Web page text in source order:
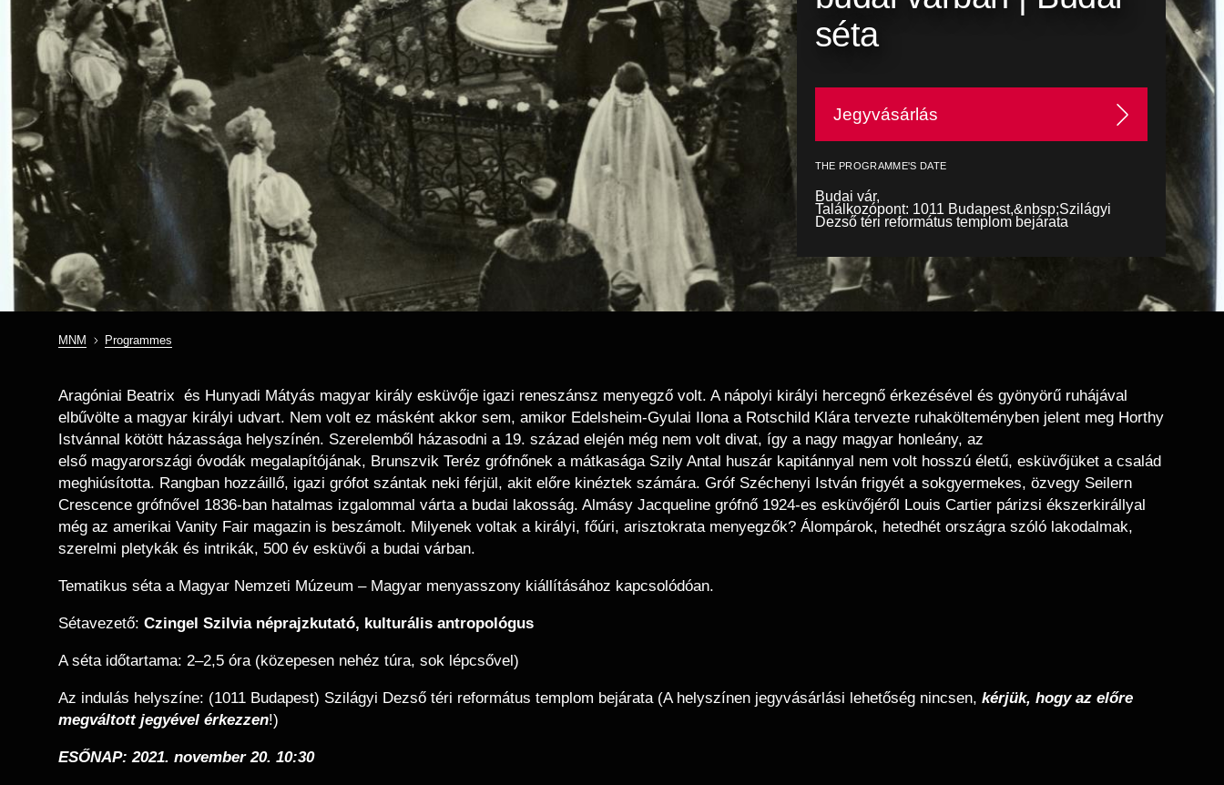
séta
Jegyvásárlás
THE PROGRAMME'S DATE
Budai vár,
Találkozópont: 1011 Budapest,&nbsp;Szilágyi
Dezső téri református templom bejárata
Breadcrumb
MNM Programmes
Aragóniai Beatrix és Hunyadi Mátyás magyar király esküvője igazi reneszánsz menyegző volt. A nápolyi királyi hercegnő érkezésével és gyönyörű ruhájával
elbűvölte a magyar királyi udvart. Nem volt ez másként akkor sem, amikor Edelsheim-Gyulai Ilona a Rotschild Klára tervezte ruhakölteményben jelent meg Horthy
Istvánnal kötött házassága helyszínén. Szerelemből házasodni a 19. század elején még nem volt divat, így a nagy magyar honleány, az
első magyarországi óvodák megalapítójának, Brunszvik Teréz grófnőnek a mátkasága Szily Antal huszár kapitánnyal nem volt hosszú életű, esküvőjüket a család
meghiúsította. Rangban hozzáillő, igazi grófot szántak neki férjül, akit előre kinéztek számára. Gróf Széchenyi István frigyét a sokgyermekes, özvegy Seilern
Crescence grófnővel 1836-ban hatalmas izgalommal várta a budai lakosság. Almásy Jacqueline grófnő 1924-es esküvőjéről Louis Cartier párizsi ékszerkirállyal
még az amerikai Vanity Fair magazin is beszámolt. Milyenek voltak a királyi, főúri, arisztokrata menyegzők? Álompárok, hetedhét országra szóló lakodalmak,
szerelmi pletykák és intrikák, 500 év esküvői a budai várban.
Tematikus séta a Magyar Nemzeti Múzeum – Magyar menyasszony kiállításához kapcsolódóan.
Sétavezető: Czingel Szilvia néprajzkutató, kulturális antropológus
A séta időtartama: 2–2,5 óra (közepesen nehéz túra, sok lépcsővel)
Az indulás helyszíne: (1011 Budapest) Szilágyi Dezső téri református templom bejárata (A helyszínen jegyvásárlási lehetőség nincsen, kérjük, hogy az előre
megváltott jegyével érkezzen!)
ESŐNAP: 2021. november 20. 10:30